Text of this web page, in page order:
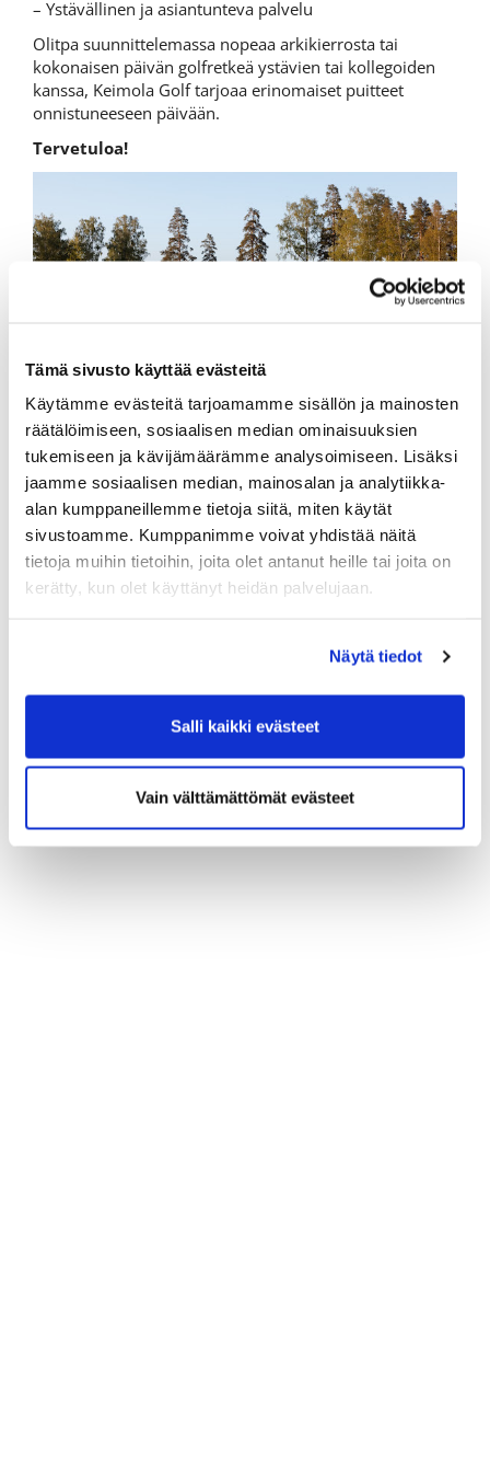
Tämä sivusto käyttää evästeitä
Käytämme evästeitä tarjoamamme sisällön ja mainosten
räätälöimiseen, sosiaalisen median ominaisuuksien
tukemiseen ja kävijämäärämme analysoimiseen. Lisäksi
jaamme sosiaalisen median, mainosalan ja analytiikka-
alan kumppaneillemme tietoja siitä, miten käytät
sivustoamme. Kumppanimme voivat yhdistää näitä
tietoja muihin tietoihin, joita olet antanut heille tai joita on
kerätty, kun olet käyttänyt heidän palvelujaan.
Näytä tiedot
Salli kaikki evästeet
Vain välttämättömät evästeet
– Ystävällinen ja asiantunteva palvelu
Olitpa suunnittelemassa nopeaa arkikierrosta tai
kokonaisen päivän golfretkeä ystävien tai kollegoiden
kanssa, Keimola Golf tarjoaa erinomaiset puitteet
onnistuneeseen päivään.
Tervetuloa!